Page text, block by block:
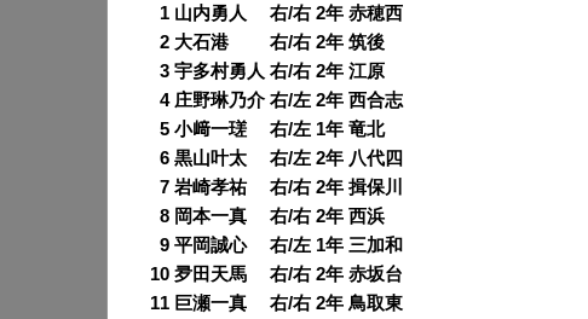
1 山内勇人 右/右 2年 赤穂西
2 大石港 右/右 2年 筑後
3 宇多村勇人 右/右 2年 江原
4 庄野琳乃介 右/左 2年 西合志
5 小﨑一瑳 右/左 1年 竜北
6 黒山叶太 右/左 2年 八代四
7 岩崎孝祐 右/右 2年 揖保川
8 岡本一真 右/右 2年 西浜
9 平岡誠心 右/左 1年 三加和
10 夛田天馬 右/右 2年 赤坂台
11 巨瀬一真 右/右 2年 鳥取東